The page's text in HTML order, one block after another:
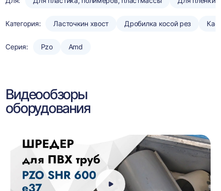
Категория: Ласточкин хвост Дробилка косой рез
Серия: Pzo Amd
Видеообзоры
оборудования